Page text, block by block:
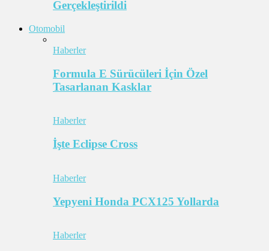
Gerçekleştirildi
Otomobil
Haberler
Formula E Sürücüleri İçin Özel
Tasarlanan Kasklar
Haberler
İşte Eclipse Cross
Haberler
Yepyeni Honda PCX125 Yollarda
Haberler